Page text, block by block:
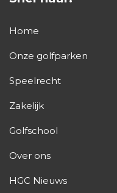
Home
Onze golfparken
Speelrecht
Zakelijk
Golfschool
Over ons
HGC Nieuws